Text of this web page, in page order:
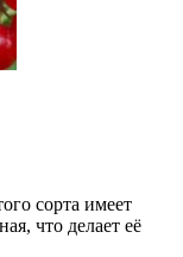
сорта имеет
что делает её